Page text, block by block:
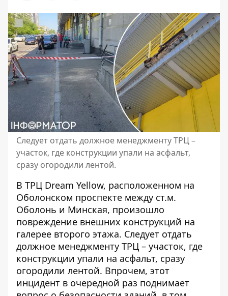
Следует отдать должное менеджменту ТРЦ –
участок, где конструкции упали на асфальт,
сразу огородили лентой.
В ТРЦ Dream Yellow, расположенном на
Оболонском проспекте между ст.м.
Оболонь и Минская, произошло
повреждение внешних конструкций на
галерее второго этажа. Следует отдать
должное менеджменту ТРЦ – участок, где
конструкции упали на асфальт, сразу
огородили лентой. Впрочем, этот
инцидент в очередной раз поднимает